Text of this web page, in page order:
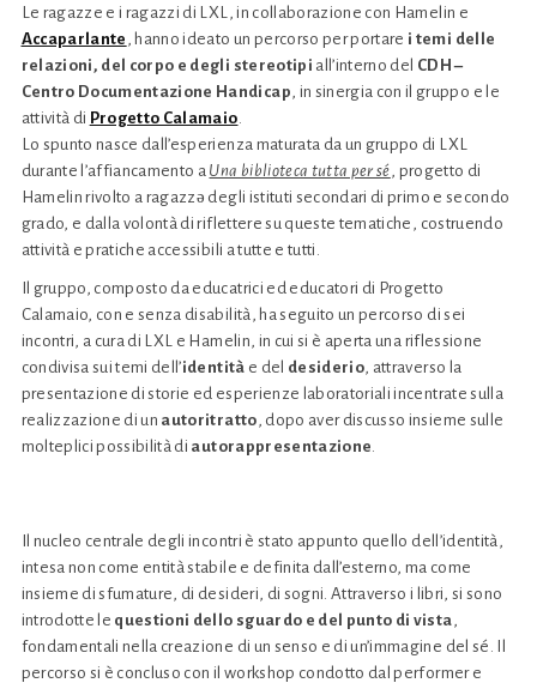
Le ragazze e i ragazzi di LXL, in collaborazione con Hamelin e
Accaparlante , hanno ideato un percorso per portare i temi delle
relazioni, del corpo e degli stereotipi all’interno del CDH –
Centro Documentazione Handicap, in sinergia con il gruppo e le
attività di Progetto Calamaio.
Lo spunto nasce dall’esperienza maturata da un gruppo di LXL
durante l’affiancamento a Una biblioteca tutta per sé, progetto di
Hamelin rivolto a ragazzǝ degli istituti secondari di primo e secondo
grado, e dalla volontà di riflettere su queste tematiche, costruendo
attività e pratiche accessibili a tutte e tutti.
Il gruppo, composto da educatrici ed educatori di Progetto
Calamaio, con e senza disabilità, ha seguito un percorso di sei
incontri, a cura di LXL e Hamelin, in cui si è aperta una riflessione
condivisa sui temi dell’identità e del desiderio, attraverso la
presentazione di storie ed esperienze laboratoriali incentrate sulla
realizzazione di un autoritratto, dopo aver discusso insieme sulle
molteplici possibilità di autorappresentazione.
Il nucleo centrale degli incontri è stato appunto quello dell’identità,
intesa non come entità stabile e definita dall’esterno, ma come
insieme di sfumature, di desideri, di sogni. Attraverso i libri, si sono
introdotte le questioni dello sguardo e del punto di vista,
fondamentali nella creazione di un senso e di un’immagine del sé. Il
percorso si è concluso con il workshop condotto dal performer e